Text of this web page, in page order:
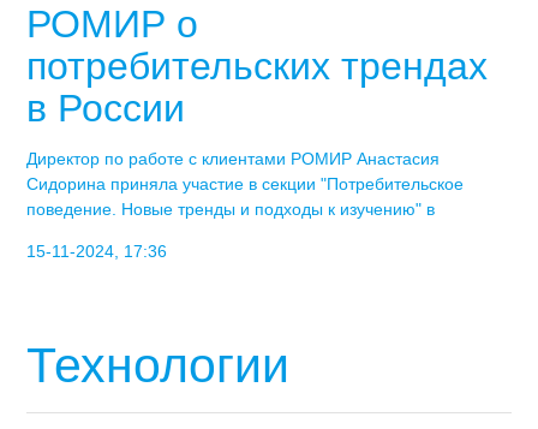
РОМИР о
потребительских трендах
в России
Директор по работе с клиентами РОМИР Анастасия
Сидорина приняла участие в секции "Потребительское
поведение. Новые тренды и подходы к изучению" в
15-11-2024, 17:36
Технологии